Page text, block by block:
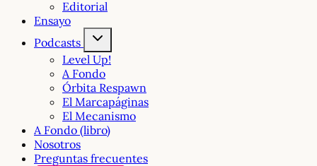
Editorial
Ensayo
Podcasts
Level Up!
A Fondo
Órbita Respawn
El Marcapáginas
El Mecanismo
A Fondo (libro)
Nosotros
Preguntas frecuentes